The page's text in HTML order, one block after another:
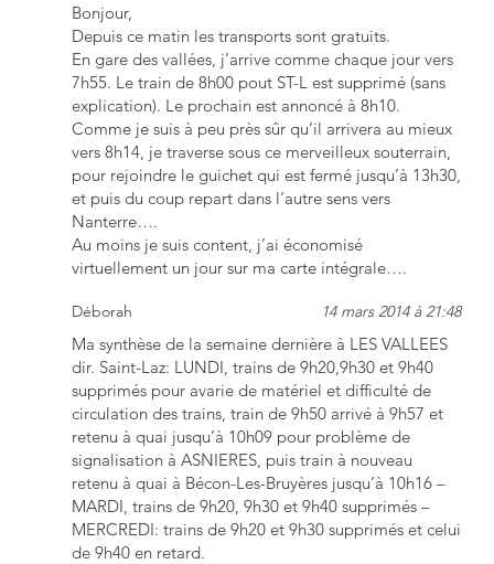
Bonjour,
Depuis ce matin les transports sont gratuits.
En gare des vallées, j’arrive comme chaque jour vers
7h55. Le train de 8h00 pout ST-L est supprimé (sans
explication). Le prochain est annoncé à 8h10.
Comme je suis à peu près sûr qu’il arrivera au mieux
vers 8h14, je traverse sous ce merveilleux souterrain,
pour rejoindre le guichet qui est fermé jusqu’à 13h30,
et puis du coup repart dans l’autre sens vers
Nanterre….
Au moins je suis content, j’ai économisé
virtuellement un jour sur ma carte intégrale….
Déborah 14 mars 2014 à 21:48
Ma synthèse de la semaine dernière à LES VALLEES
dir. Saint-Laz: LUNDI, trains de 9h20,9h30 et 9h40
supprimés pour avarie de matériel et difficulté de
circulation des trains, train de 9h50 arrivé à 9h57 et
retenu à quai jusqu’à 10h09 pour problème de
signalisation à ASNIERES, puis train à nouveau
retenu à quai à Bécon-Les-Bruyères jusqu’à 10h16 –
MARDI, trains de 9h20, 9h30 et 9h40 supprimés –
MERCREDI: trains de 9h20 et 9h30 supprimés et celui
de 9h40 en retard.